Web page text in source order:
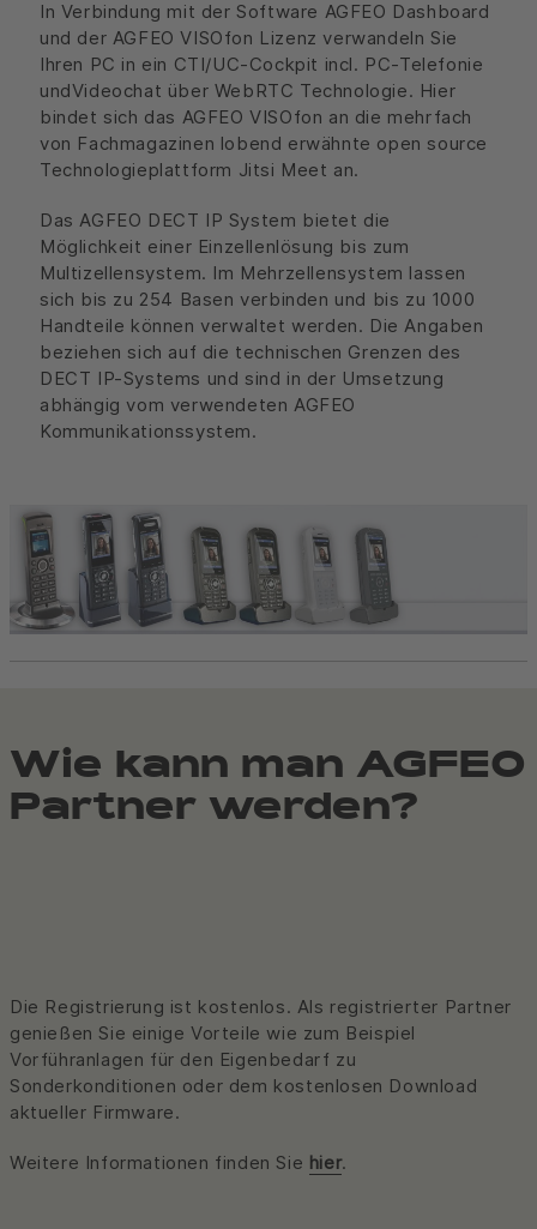
In Verbindung mit der Software AGFEO Dashboard
und der AGFEO VISOfon Lizenz verwandeln Sie
Ihren PC in ein CTI/UC-Cockpit incl. PC-Telefonie
undVideochat über WebRTC Technologie. Hier
bindet sich das AGFEO VISOfon an die mehrfach
von Fachmagazinen lobend erwähnte open source
Technologieplattform Jitsi Meet an.
Das AGFEO DECT IP System bietet die
Möglichkeit einer Einzellenlösung bis zum
Multizellensystem. Im Mehrzellensystem lassen
sich bis zu 254 Basen verbinden und bis zu 1000
Handteile können verwaltet werden. Die Angaben
beziehen sich auf die technischen Grenzen des
DECT IP-Systems und sind in der Umsetzung
abhängig vom verwendeten AGFEO
Kommunikationssystem.
Wie kann man AGFEO
Partner werden?
Die Registrierung ist kostenlos. Als registrierter Partner
genießen Sie einige Vorteile wie zum Beispiel
Vorführanlagen für den Eigenbedarf zu
Sonderkonditionen oder dem kostenlosen Download
aktueller Firmware.
Weitere Informationen finden Sie hier.